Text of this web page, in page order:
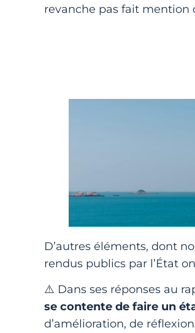
revanche pas fait mention
D’autres éléments, dont
rendus publics par l’État
⚠️ Dans ses réponses au
se contente de faire un
d’amélioration, de